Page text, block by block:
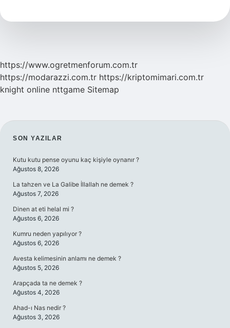
Nelerdir
https://www.ogretmenforum.com.tr
https://modarazzi.com.tr https://kriptomimari.com.tr
knight online nttgame Sitemap
SIDEBAR
SON YAZILAR
Kutu kutu pense oyunu kaç kişiyle oynanır ?
Ağustos 8, 2026
La tahzen ve La Galibe İllallah ne demek ?
Ağustos 7, 2026
Dinen at eti helal mi ?
Ağustos 6, 2026
Kumru neden yapılıyor ?
Ağustos 6, 2026
Avesta kelimesinin anlamı ne demek ?
Ağustos 5, 2026
Arapçada ta ne demek ?
Ağustos 4, 2026
Ahad-ı Nas nedir ?
Ağustos 3, 2026